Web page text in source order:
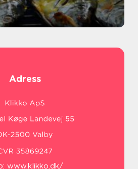
Adress
www.klikko.dk/